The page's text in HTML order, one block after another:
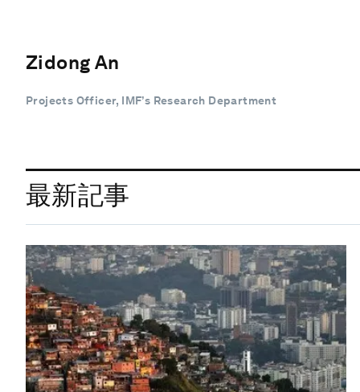
Zidong An
Projects Officer, IMF’s Research Department
最新記事